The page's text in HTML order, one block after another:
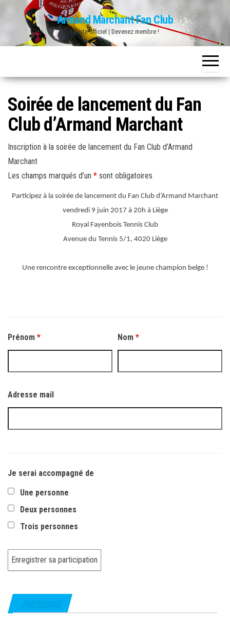
content
Armand Marchant Fan Club
Le site officiel | Devenez membre !
Soirée de lancement du Fan
Club d’Armand Marchant
Inscription à la soirée de lancement du Fan Club d’Armand
Marchant
Les champs marqués d’un * sont obligatoires
Participez à la soirée de lancement du Fan Club d’Armand Marchant
vendredi 9 juin 2017 à 20h à Liège
Royal Fayenbois Tennis Club
Avenue du Tennis 5/1, 4020 Liège
Une rencontre exceptionnelle avec le jeune champion belge !
Prénom * Nom*
Adresse mail
Je serai accompagné de
Une personne
Deux personnes
Trois personnes
FACEBOOK